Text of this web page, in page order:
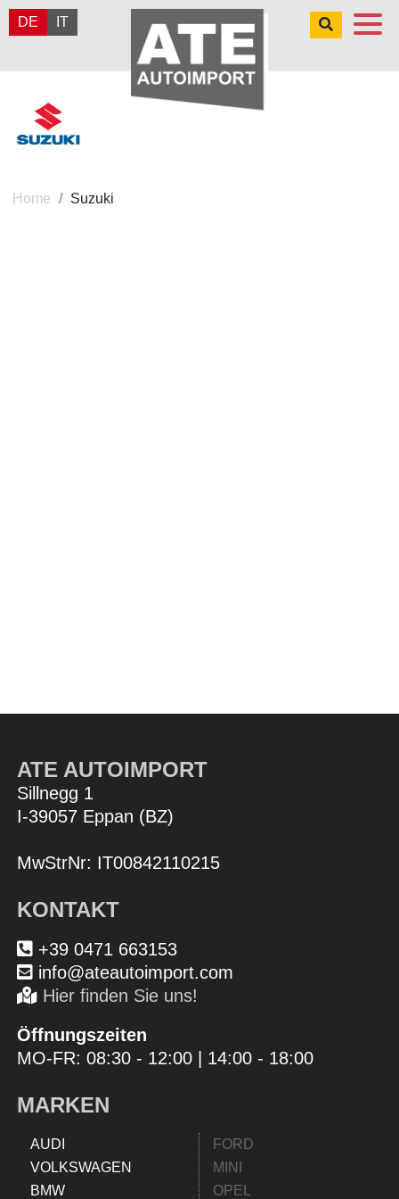
DE IT
Home Suzuki
ATE AUTOIMPORT
Sillnegg 1
I-39057 Eppan (BZ)
MwStrNr: IT00842110215
KONTAKT
+39 0471 663153
info@ateautoimport.com
Hier finden Sie uns!
Öffnungszeiten
MO-FR: 08:30 - 12:00 | 14:00 - 18:00
MARKEN
AUDI
VOLKSWAGEN
BMW
FORD
MINI
OPEL